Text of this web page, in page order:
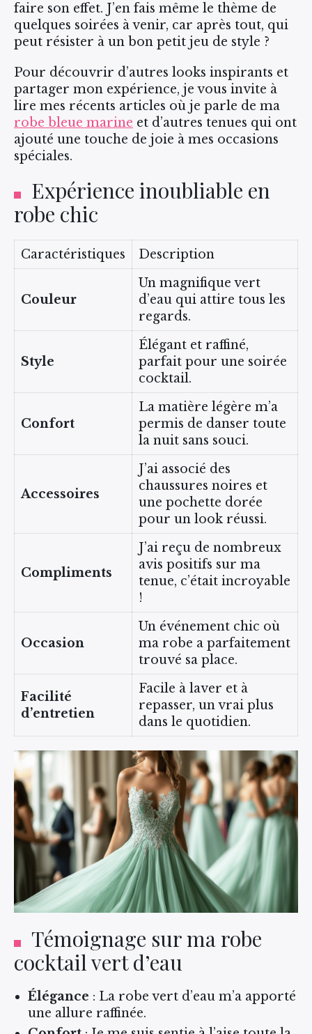
faire son effet. J’en fais même le thème de
quelques soirées à venir, car après tout, qui
peut résister à un bon petit jeu de style ?
Pour découvrir d’autres looks inspirants et
partager mon expérience, je vous invite à
lire mes récents articles où je parle de ma
robe bleue marine et d’autres tenues qui ont
ajouté une touche de joie à mes occasions
spéciales.
Expérience inoubliable en
robe chic
Caractéristiques Description
Couleur
Un magnifique vert
d’eau qui attire tous les
regards.
Style
Élégant et raffiné,
parfait pour une soirée
cocktail.
Confort
La matière légère m’a
permis de danser toute
la nuit sans souci.
Accessoires
J’ai associé des
chaussures noires et
une pochette dorée
pour un look réussi.
Compliments
J’ai reçu de nombreux
avis positifs sur ma
tenue, c’était incroyable
!
Occasion
Un événement chic où
ma robe a parfaitement
trouvé sa place.
Facilité
d’entretien
Facile à laver et à
repasser, un vrai plus
dans le quotidien.
Témoignage sur ma robe
cocktail vert d’eau
Élégance : La robe vert d’eau m’a apporté
une allure raffinée.